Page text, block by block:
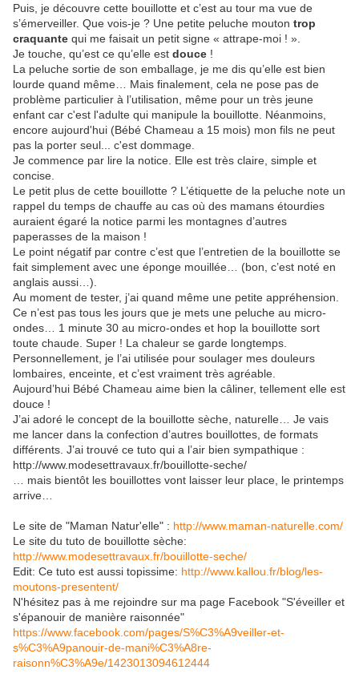
Puis, je découvre cette bouillotte et c’est au tour ma vue de
s’émerveiller. Que vois-je ? Une petite peluche mouton trop
craquante qui me faisait un petit signe « attrape-moi ! ».
Je touche, qu’est ce qu’elle est douce !
La peluche sortie de son emballage, je me dis qu’elle est bien
lourde quand même… Mais finalement, cela ne pose pas de
problème particulier à l’utilisation, même pour un très jeune
enfant car c'est l'adulte qui manipule la bouillotte. Néanmoins,
encore aujourd'hui (Bébé Chameau a 15 mois) mon fils ne peut
pas la porter seul... c'est dommage.
Je commence par lire la notice. Elle est très claire, simple et
concise.
Le petit plus de cette bouillotte ? L’étiquette de la peluche note un
rappel du temps de chauffe au cas où des mamans étourdies
auraient égaré la notice parmi les montagnes d’autres
paperasses de la maison !
Le point négatif par contre c’est que l’entretien de la bouillotte se
fait simplement avec une éponge mouillée… (bon, c’est noté en
anglais aussi…).
Au moment de tester, j’ai quand même une petite appréhension.
Ce n’est pas tous les jours que je mets une peluche au micro-
ondes… 1 minute 30 au micro-ondes et hop la bouillotte sort
toute chaude. Super ! La chaleur se garde longtemps.
Personnellement, je l’ai utilisée pour soulager mes douleurs
lombaires, enceinte, et c’est vraiment très agréable.
Aujourd’hui Bébé Chameau aime bien la câliner, tellement elle est
douce !
J’ai adoré le concept de la bouillotte sèche, naturelle… Je vais
me lancer dans la confection d’autres bouillottes, de formats
différents. J’ai trouvé ce tuto qui a l’air bien sympathique :
http://www.modesettravaux.fr/bouillotte-seche/
… mais bientôt les bouillottes vont laisser leur place, le printemps
arrive…
Le site de "Maman Natur'elle" : http://www.maman-naturelle.com/
Le site du tuto de bouillotte sèche:
http://www.modesettravaux.fr/bouillotte-seche/
Edit: Ce tuto est aussi topissime: http://www.kallou.fr/blog/les-
moutons-presentent/
N'hésitez pas à me rejoindre sur ma page Facebook "S'éveiller et
s'épanouir de manière raisonnée"
https://www.facebook.com/pages/S%C3%A9veiller-et-
s%C3%A9panouir-de-mani%C3%A8re-
raisonn%C3%A9e/1423013094612444